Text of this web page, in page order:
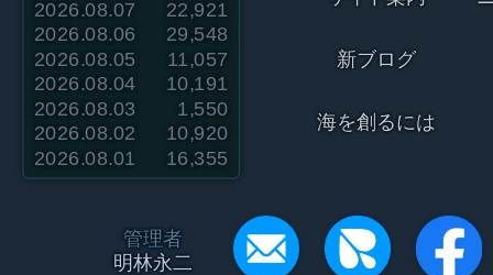
2026.08.07
22,921
2026.08.06
29,548
2026.08.05
11,057
2026.08.04
10,191
2026.08.03
1,550
2026.08.02
10,920
2026.08.01
16,355
新ブログ
海を創るには
管理者
明林永二